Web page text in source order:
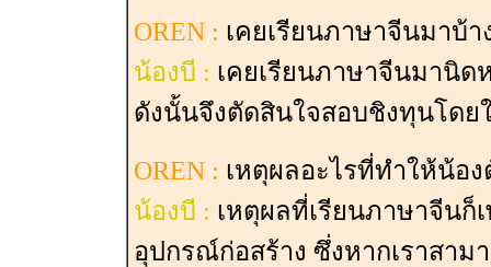
OREN : เคยเรียนภาษาจีนมาบ้
น้องบี : เคยเรียนภาษาจีนมานิด
ดังนั้นจึงตัดสินใจสอบชิงทุนโดย
OREN : เหตุผลอะไรที่ทำให้น้อ
น้องบี : เหตุผลที่เรียนภาษาจีนก็
อุปกรณ์ก่อสร้าง ซึ่งหากเราสา